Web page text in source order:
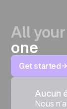
All
one
Get started
Aucun
Nous